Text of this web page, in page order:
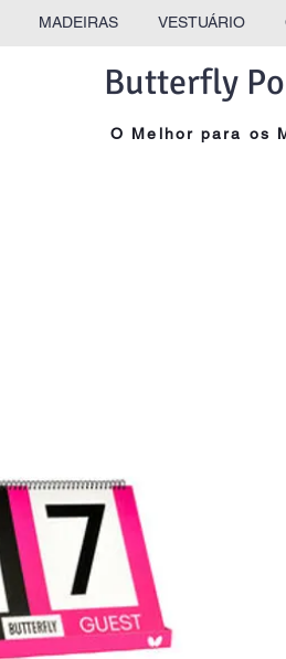
MADEIRAS VESTUÁRIO
O Melhor para os
Butterfly